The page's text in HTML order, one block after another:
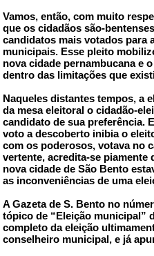
Vamos, então, com muito
que os cidadãos são-
candidatos mais votados para
municipais. Esse pleito
nova cidade pernambucana e
dentro das limitações que
Naqueles distantes tempos, a
da mesa eleitoral o cidadão-
candidato de sua preferência.
voto a descoberto inibia o
com os poderosos, votava no
vertente, acredita-se piamente
nova cidade de São Bento
as inconveniências de uma
A Gazeta de S. Bento no
tópico de “Eleição municipal”
completo da eleição
conselheiro municipal, e já